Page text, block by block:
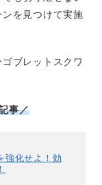
を見つけて実施
ブレットスクワ
事／
強化せよ！効